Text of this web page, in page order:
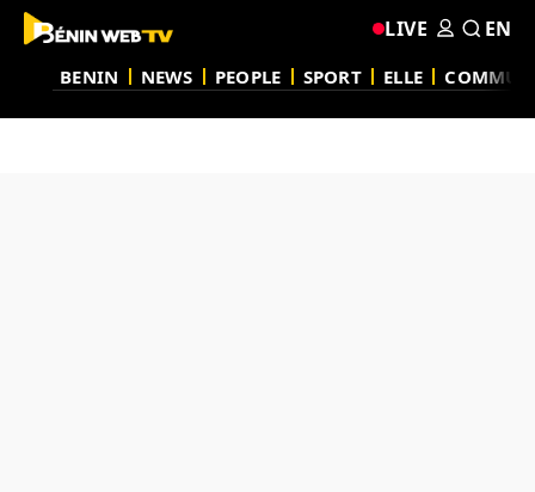
BENIN NEWS PEOPLE SPORT ELLE
LIVE EN